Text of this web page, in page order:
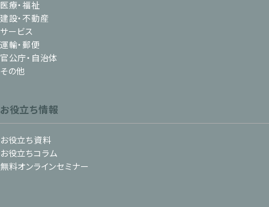
医療・福祉
建設・不動産
サービス
運輸・郵便
官公庁・自治体
その他
お役立ち情報
お役立ち資料
お役立ちコラム
無料オンラインセミナー